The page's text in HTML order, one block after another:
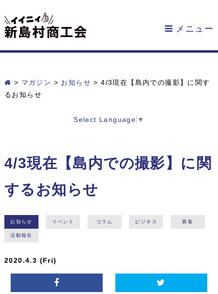
メニュー
> マガジン > お知らせ >4/3現在【島内での撮影】に関す
るお知らせ
Select Language ▼
4/3現在【島内での撮影】に関
するお知らせ
お知らせ イベント コラム ビジネス 募集
活動報告
2020.4.3 (Fri)